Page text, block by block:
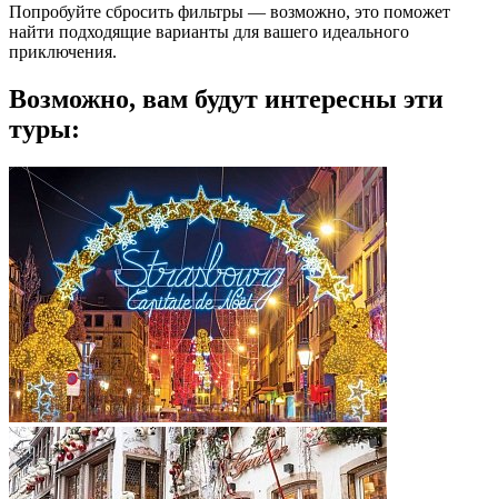
Попробуйте сбросить фильтры — возможно, это поможет
найти подходящие варианты для вашего идеального
приключения.
Возможно, вам будут интересны эти
туры: